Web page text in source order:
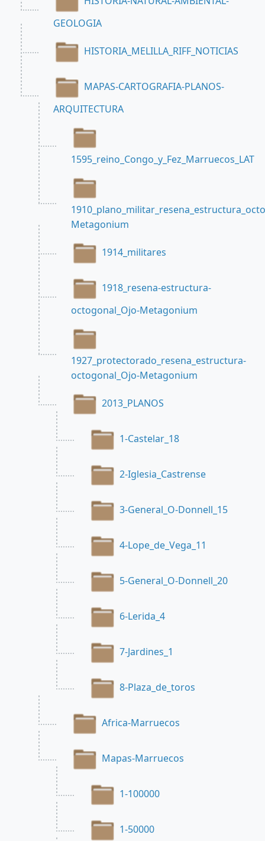
GEOLOGIA
HISTORIA_MELILLA_RIFF_NOTICIAS
MAPAS-CARTOGRAFIA-PLANOS-
ARQUITECTURA
1595_reino_Congo_y_Fez_Marruecos_LAT
Metagonium
1914_militares
1918_resena-estructura-
octogonal_Ojo-Metagonium
1927_protectorado_resena_estructura-
octogonal_Ojo-Metagonium
2013_PLANOS
1-Castelar_18
2-Iglesia_Castrense
3-General_O-Donnell_15
4-Lope_de_Vega_11
5-General_O-Donnell_20
6-Lerida_4
7-Jardines_1
8-Plaza_de_toros
Africa-Marruecos
Mapas-Marruecos
1-100000
1-50000